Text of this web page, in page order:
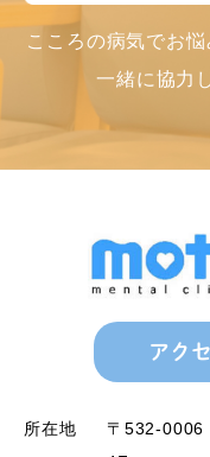
こころの病気でお
一緒に協力
アク
所在地
〒532-0006